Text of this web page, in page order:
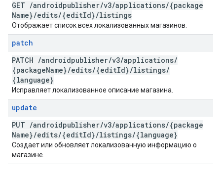
GET /androidpublisher/v3/applications/{package
Name}/edits/{editId}/listings
Отображает список всех локализованных магазинов.
patch
PATCH /androidpublisher/v3/applications/
{packageName}/edits/{editId}/listings/
{language}
Исправляет локализованное описание магазина.
update
PUT /androidpublisher/v3/applications/{package
Name}/edits/{editId}/listings/{language}
Создает или обновляет локализованную информацию о
магазине.